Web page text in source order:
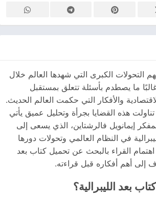
التحولات الكبرى التي شهدها العالم خلال
غالبًا ما يصطدم بأسئلة تتعلق بمستقبل
والأفكار التي حكمت العالم الحديث.
هذه القضايا بجرأة وتحليل عميق يأتي
إيمانويل فالرشتاين، الذي يسعى إلى
في النظام العالمي وتحولات دورها
اهتمام القراء بالبحث عن تحميل كتاب بعد
بعد الليبرالية؟